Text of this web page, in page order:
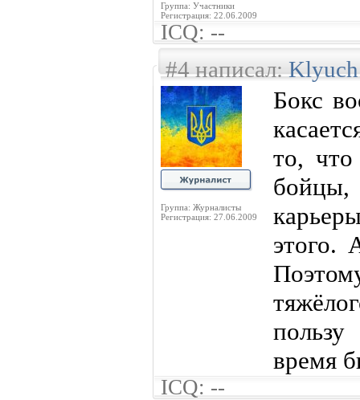
Группа: Участники
Регистрация: 22.06.2009
ICQ: --
#4 написал:Klyuch
Группа: Журналисты
Регистрация: 27.06.2009
Бокс
то, что
бойцы,
этого.
время
ICQ: --